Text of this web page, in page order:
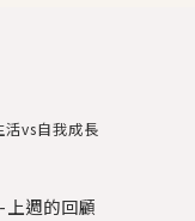
活vs自我成長
週的回顧